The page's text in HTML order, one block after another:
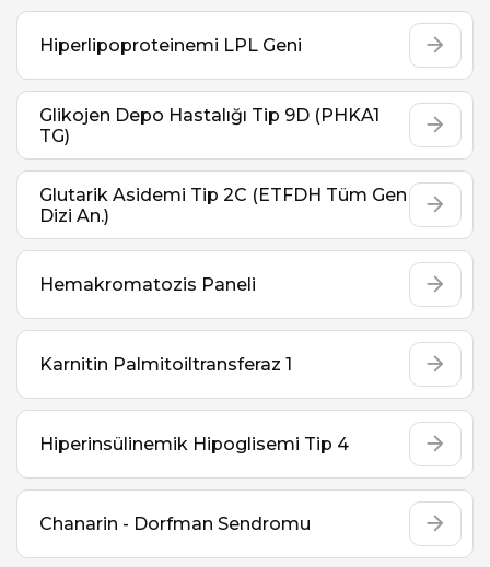
Hiperlipoproteinemi LPL Geni
Glikojen Depo Hastalığı Tip 9D (PHKA1
TG)
Glutarik Asidemi Tip 2C (ETFDH Tüm Gen
Dizi An.)
Hemakromatozis Paneli
Karnitin Palmitoiltransferaz 1
Hiperinsülinemik Hipoglisemi Tip 4
Chanarin - Dorfman Sendromu